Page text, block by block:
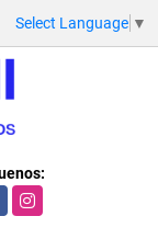
Select Language ▼
Instagram